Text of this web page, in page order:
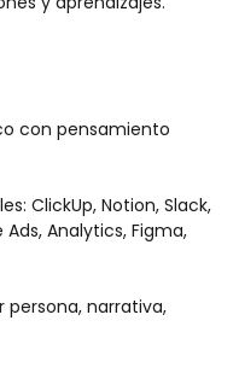
con pensamiento
ClickUp, Notion, Slack,
Analytics, Figma,
narrativa,